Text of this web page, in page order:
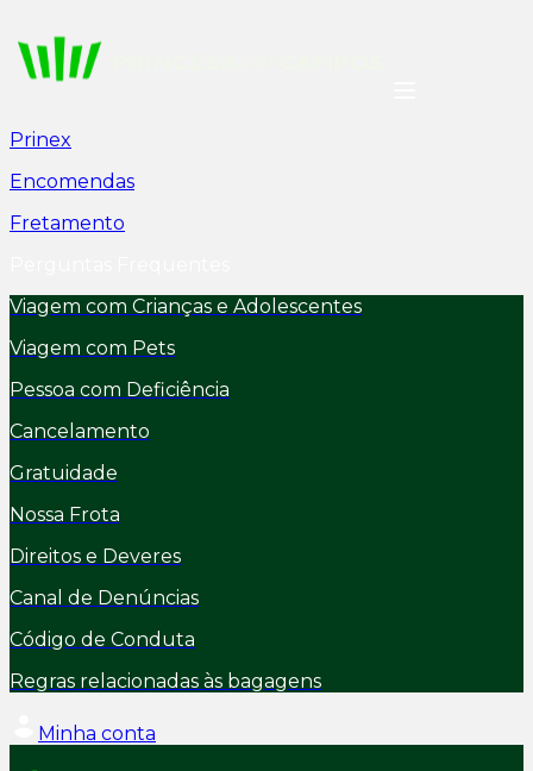
Prinex
Encomendas
Fretamento
Viagem com Crianças e Adolescentes
Viagem com Pets
Pessoa com Deficiência
Cancelamento
Gratuidade
Nossa Frota
Direitos e Deveres
Canal de Denúncias
Código de Conduta
Regras relacionadas às bagagens
Minha conta